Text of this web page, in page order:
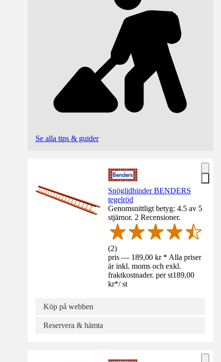
Se alla tips & guider
Snöglidhinder BENDERS
tegelröd
Genomsnittligt betyg: 4.5 av 5
stjärnor. 2 Recensioner.
(2)
pris — 189,00 kr * Alla priser
är inkl. moms och exkl.
fraktkostnader. per st189,00
kr*/ st
Köp på webben
Reservera & hämta